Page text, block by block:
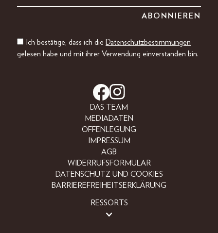
Ich bestätige, dass ich die Datenschutzbestimmungen
gelesen habe und mit ihrer Verwendung einverstanden bin.
DAS TEAM
MEDIADATEN
OFFENLEGUNG
IMPRESSUM
AGB
WIDERRUFSFORMULAR
DATENSCHUTZ UND COOKIES
BARRIEREFREIHEITSERKLÄRUNG
RESSORTS